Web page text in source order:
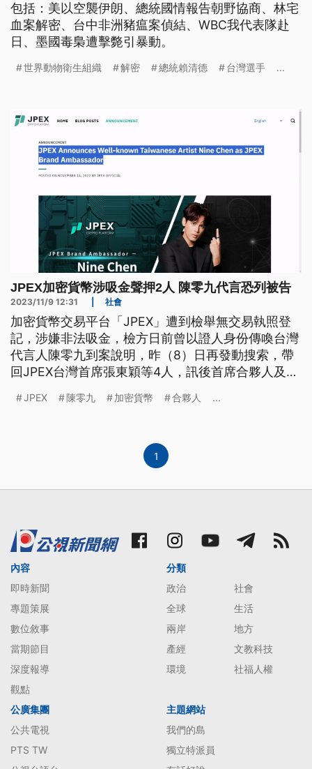
包括：美以空襲伊朗、總統國情報告朝野協商、林宅
血案解密、台中非洲豬瘟案偵結、WBC我代表隊赴
日、墨國毒梟遭擊斃引暴動。
世界動物衛生組織 解密 總統賴清德 台灣選手 ...
JPEX加密貨幣涉吸金聲押2人 陳零九代言恐列被告
2023/11/9 12:31 社會
加密貨幣交易平台「JPEX」遭到檢舉無交易執照登
記，涉嫌非法吸金，檢方日前曾以證人身份傳喚台灣
代言人陳零九到案說明，昨（8）日再發動搜索，帶
回JPEX台灣首席張東穎等4人，訊後首席合夥人及施
JPEX 陳零九 加密貨幣 合夥人 ...
1
內容
即時新聞
專題策展
數位敘事
當期節目
深度報導
觀點
分類
政治
社會
全球
生活
兩岸
地方
產經
文教科技
環境
社福人權
公廣集團
公共電視
PTS TW
主題網站
我們的島
獨立特派員